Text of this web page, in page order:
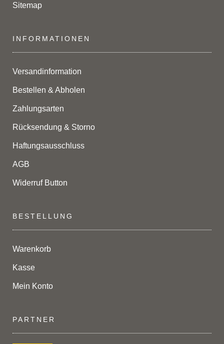
Sitemap
INFORMATIONEN
Versandinformation
Bestellen & Abholen
Zahlungsarten
Rücksendung & Storno
Haftungsausschluss
AGB
Widerruf Button
BESTELLUNG
Warenkorb
Kasse
Mein Konto
PARTNER